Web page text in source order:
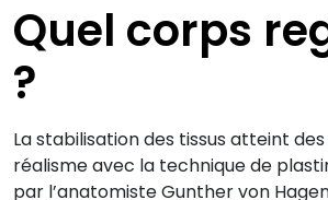
Quel corps
?
La stabilisation des tissus atteint
réalisme avec la technique de
par l’anatomiste Gunther von